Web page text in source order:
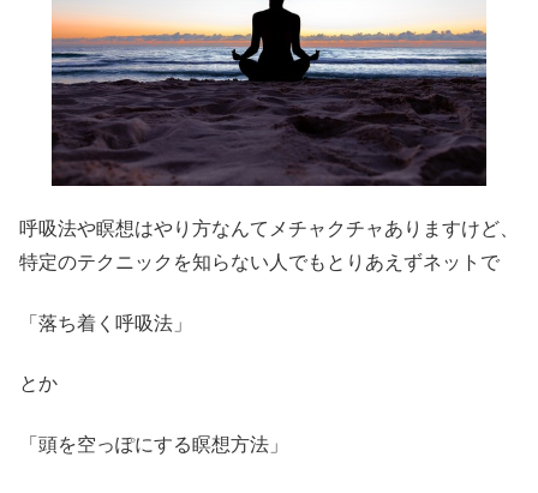
呼吸法や瞑想はやり方なんてメチャクチャありますけど、
特定のテクニックを知らない人でもとりあえずネットで
「落ち着く呼吸法」
とか
「頭を空っぽにする瞑想方法」